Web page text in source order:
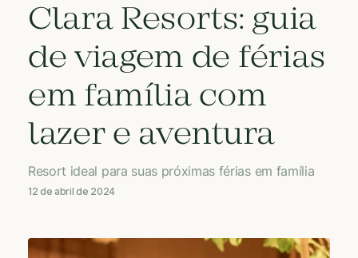
Clara Resorts: guia
de viagem de férias
em família com
lazer e aventura
Resort ideal para suas próximas férias em família
12 de abril de 2024